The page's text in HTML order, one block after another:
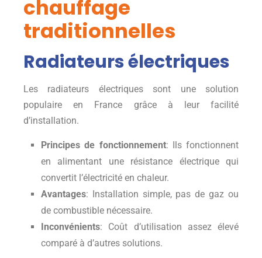
chauffage
traditionnelles
Radiateurs électriques
Les radiateurs électriques sont une solution
populaire en France grâce à leur facilité
d’installation.
Principes de fonctionnement: Ils fonctionnent
en alimentant une résistance électrique qui
convertit l’électricité en chaleur.
Avantages: Installation simple, pas de gaz ou
de combustible nécessaire.
Inconvénients: Coût d’utilisation assez élevé
comparé à d’autres solutions.